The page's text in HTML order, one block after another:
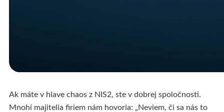
Ak máte v hlave chaos z NIS2, ste v dobrej spoločnosti.
Mnohí majitelia firiem nám hovoria: „Neviem, či sa nás to